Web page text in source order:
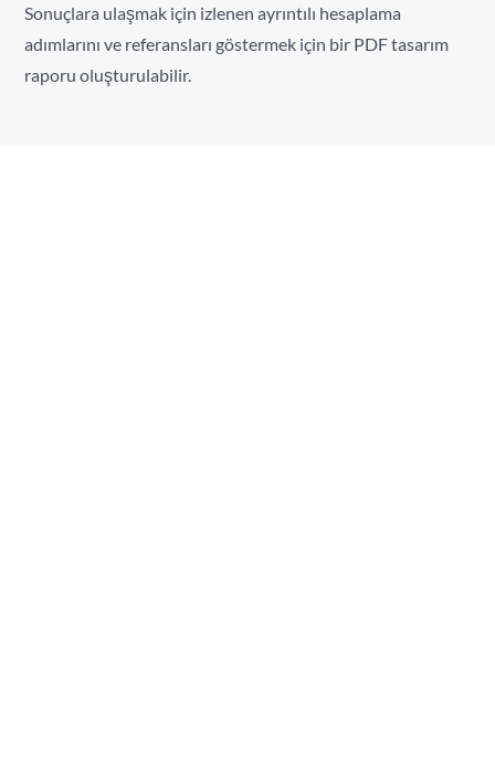
Sonuçlara ulaşmak için izlenen ayrıntılı hesaplama
adımlarını ve referansları göstermek için bir PDF tasarım
raporu oluşturulabilir.